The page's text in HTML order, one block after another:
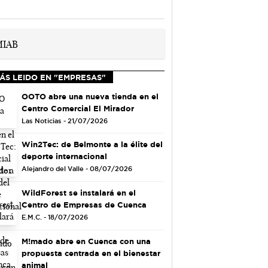
LEIDO EN "EMPRESAS"
OOTO abre una nueva tienda en el
Centro Comercial El Mirador
Las Noticias - 21/07/2026
Win2Tec: de Belmonte a la élite del
deporte internacional
Alejandro del Valle - 08/07/2026
WildForest se instalará en el
Centro de Empresas de Cuenca
E.M.C. - 18/07/2026
M!mado abre en Cuenca con una
propuesta centrada en el bienestar
animal